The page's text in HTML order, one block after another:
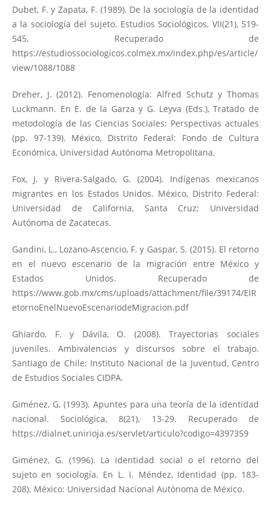
Dubet, F. y Zapata, F. (1989). De la sociología de la identidad
a la sociología del sujeto. Estudios Sociológicos, VII(21), 519-
545. Recuperado de
https://estudiossociologicos.colmex.mx/index.php/es/article/
view/1088/1088
Dreher, J. (2012). Fenomenología: Alfred Schutz y Thomas
Luckmann. En E. de la Garza y G. Leyva (Eds.), Tratado de
metodología de las Ciencias Sociales: Perspectivas actuales
(pp. 97-139). México, Distrito Federal: Fondo de Cultura
Económica, Universidad Autónoma Metropolitana.
Fox, J. y Rivera-Salgado, G. (2004). Indígenas mexicanos
migrantes en los Estados Unidos. México, Distrito Federal:
Universidad de California, Santa Cruz; Universidad
Autónoma de Zacatecas.
Gandini, L., Lozano-Ascencio, F. y Gaspar, S. (2015). El retorno
en el nuevo escenario de la migración entre México y
Estados Unidos. Recuperado de
https://www.gob.mx/cms/uploads/attachment/file/39174/ElR
etornoEnelNuevoEscenariodeMigracion.pdf
Ghiardo, F. y Dávila, O. (2008). Trayectorias sociales
juveniles. Ambivalencias y discursos sobre el trabajo.
Santiago de Chile: Instituto Nacional de la Juventud, Centro
de Estudios Sociales CIDPA.
Giménez, G. (1993). Apuntes para una teoría de la identidad
nacional. Sociológica, 8(21), 13-29. Recuperado de
https://dialnet.unirioja.es/servlet/articulo?codigo=4397359
Giménez, G. (1996). La identidad social o el retorno del
sujeto en sociología. En L. I. Méndez, Identidad (pp. 183-
208). México: Universidad Nacional Autónoma de México.